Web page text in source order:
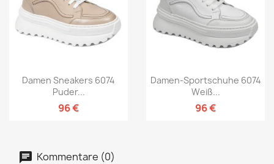
Damen Sneakers 6074
Puder...
96 €
Damen-Sportschuhe 6074
Weiß...
96 €
Kommentare (0)